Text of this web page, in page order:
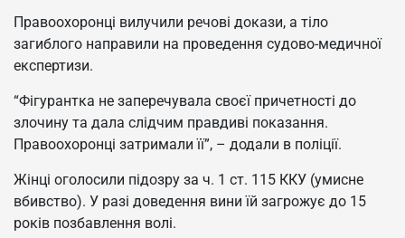
Правоохоронці вилучили речові докази, а тіло
загиблого направили на проведення судово-медичної
експертизи.
“Фігурантка не заперечувала своєї причетності до
злочину та дала слідчим правдиві показання.
Правоохоронці затримали її”, – додали в поліції.
Жінці оголосили підозру за ч. 1 ст. 115 ККУ (умисне
вбивство). У разі доведення вини їй загрожує до 15
років позбавлення волі.